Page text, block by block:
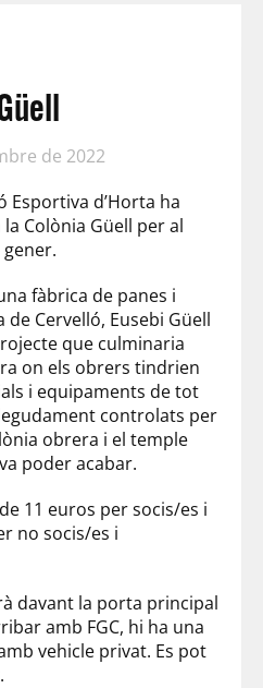
de 2022
Esportiva d’Horta ha
Colònia Güell per al
fàbrica de panes i
Cervelló, Eusebi Güell
que culminaria
on els obrers tindrien
i equipaments de tot
controlats per
obrera i el temple
poder acabar.
11 euros per socis/es i
no socis/es i
davant la porta principal
amb FGC, hi ha una
vehicle privat. Es pot